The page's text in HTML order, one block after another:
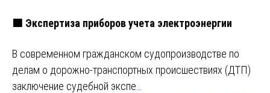
🟩 Экспертиза приборов учета электроэнергии
В современном гражданском судопроизводстве по
делам о дорожно-транспортных происшествиях (ДТП)
заключение судебной экспе…